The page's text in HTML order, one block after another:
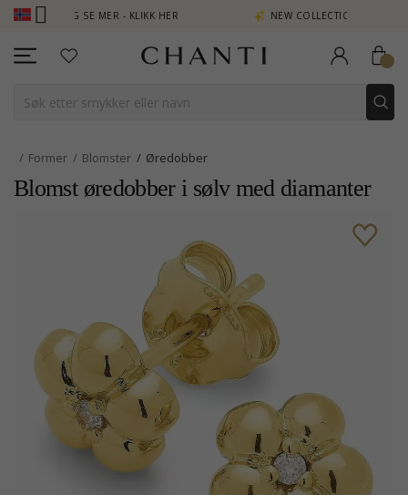
SE MER - KLIKK HER NEW COLLECTION | AURA
Former Blomster Øredobber
Blomst øredobber i sølv med diamanter